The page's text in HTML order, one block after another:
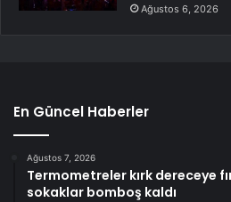
Ağustos 6, 2026
En Güncel Haberler
Ağustos 7, 2026
Termometreler kırk dereceye
sokaklar bomboş kaldı